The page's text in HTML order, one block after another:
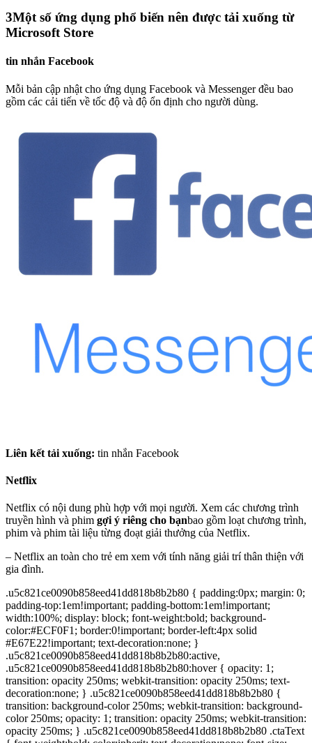
3Một số ứng dụng phổ biến nên được tải xuống từ
Microsoft Store
tin nhắn Facebook
Mỗi bản cập nhật cho ứng dụng Facebook và Messenger đều bao
gồm các cải tiến về tốc độ và độ ổn định cho người dùng.
Liên kết tải xuống: tin nhắn Facebook
Netflix
Netflix có nội dung phù hợp với mọi người. Xem các chương trình
truyền hình và phim gợi ý riêng cho bạnbao gồm loạt chương trình,
phim và phim tài liệu từng đoạt giải thưởng của Netflix.
– Netflix an toàn cho trẻ em xem với tính năng giải trí thân thiện với
gia đình.
.u5c821ce0090b858eed41dd818b8b2b80 { padding:0px; margin: 0;
padding-top:1em!important; padding-bottom:1em!important;
width:100%; display: block; font-weight:bold; background-
color:#ECF0F1; border:0!important; border-left:4px solid
#E67E22!important; text-decoration:none; }
.u5c821ce0090b858eed41dd818b8b2b80:active,
.u5c821ce0090b858eed41dd818b8b2b80:hover { opacity: 1;
transition: opacity 250ms; webkit-transition: opacity 250ms; text-
decoration:none; } .u5c821ce0090b858eed41dd818b8b2b80 {
transition: background-color 250ms; webkit-transition: background-
color 250ms; opacity: 1; transition: opacity 250ms; webkit-transition:
opacity 250ms; } .u5c821ce0090b858eed41dd818b8b2b80 .ctaText